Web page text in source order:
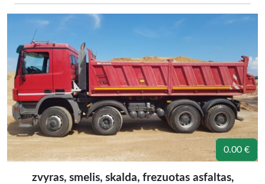
0.00 €
zvyras, smelis, skalda, frezuotas asfaltas,